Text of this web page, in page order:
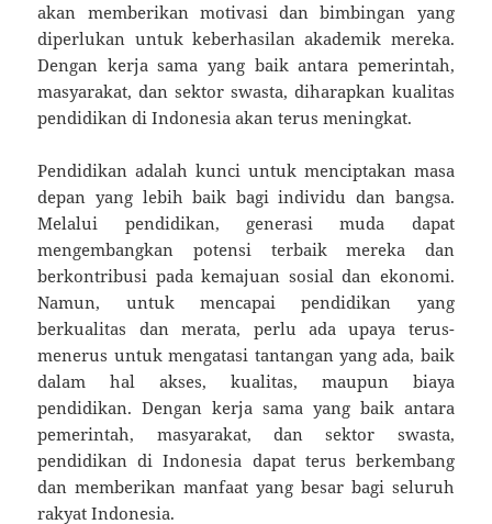
akan memberikan motivasi dan bimbingan yang
diperlukan untuk keberhasilan akademik mereka.
Dengan kerja sama yang baik antara pemerintah,
masyarakat, dan sektor swasta, diharapkan kualitas
pendidikan di Indonesia akan terus meningkat.
Pendidikan adalah kunci untuk menciptakan masa
depan yang lebih baik bagi individu dan bangsa.
Melalui pendidikan, generasi muda dapat
mengembangkan potensi terbaik mereka dan
berkontribusi pada kemajuan sosial dan ekonomi.
Namun, untuk mencapai pendidikan yang
berkualitas dan merata, perlu ada upaya terus-
menerus untuk mengatasi tantangan yang ada, baik
dalam hal akses, kualitas, maupun biaya
pendidikan. Dengan kerja sama yang baik antara
pemerintah, masyarakat, dan sektor swasta,
pendidikan di Indonesia dapat terus berkembang
dan memberikan manfaat yang besar bagi seluruh
rakyat Indonesia.